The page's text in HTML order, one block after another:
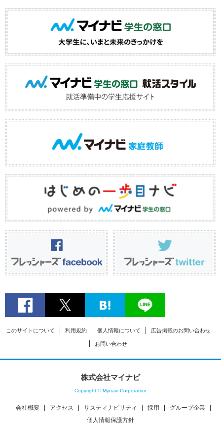
このサイトについて 利用規約 個人情報について 広告掲載のお問い合わせ
お問い合わせ
株式会社マイナビ
Copyright © Mynavi Corporation
会社概要 アクセス サスティナビリティ 採用
グループ企業
個人情報保護方針